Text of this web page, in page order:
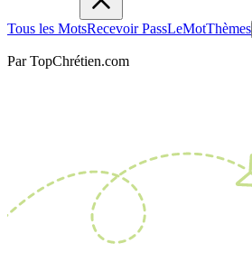
Tous les MotsRecevoir PassLeMotThèmes
Par TopChrétien.com